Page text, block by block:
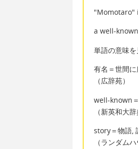
"Momotaro"
a well-
単語の意味を
有名＝世間に
（広辞苑）
well-known
（新英和大辞
story＝物語,
（ランダム